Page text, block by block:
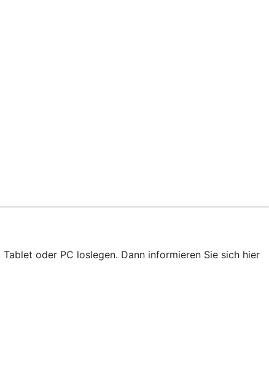
oder PC loslegen. Dann informieren Sie sich hier